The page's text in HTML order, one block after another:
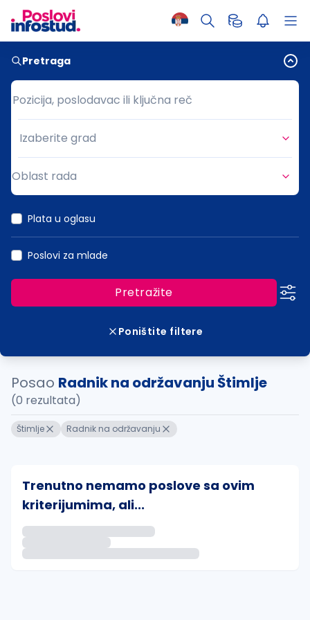
Pretraga
Pozicija, poslodavac ili ključna reč
Pozicija, poslodavac ili ključna reč
Grad
Izaberite grad
Oblast rada
Plata u oglasu
Poslovi za mlade
Pretražite
Poništite filtere
Posao Radnik na održavanju Štimlje
(0 rezultata)
Štimlje Radnik na održavanju
Trenutno nemamo poslove sa ovim
kriterijumima, ali...